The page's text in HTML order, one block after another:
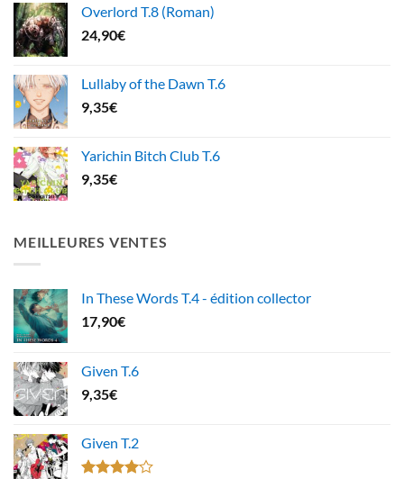
Overlord T.8 (Roman)
24,90€
Lullaby of the Dawn T.6
9,35€
Yarichin Bitch Club T.6
9,35€
MEILLEURES VENTES
In These Words T.4 - édition collector
17,90€
Given T.6
9,35€
Given T.2